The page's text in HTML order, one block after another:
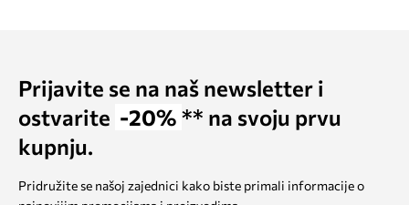
Prijavite se na naš newsletter i
ostvarite -20% ** na svoju prvu
kupnju.
Pridružite se našoj zajednici kako biste primali informacije o